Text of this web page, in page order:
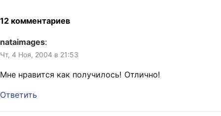
12 комментариев
nataimages:
Чт, 4 Ноя, 2004 в 21:53
Мне нравится как получилось! Отлично!
Ответить